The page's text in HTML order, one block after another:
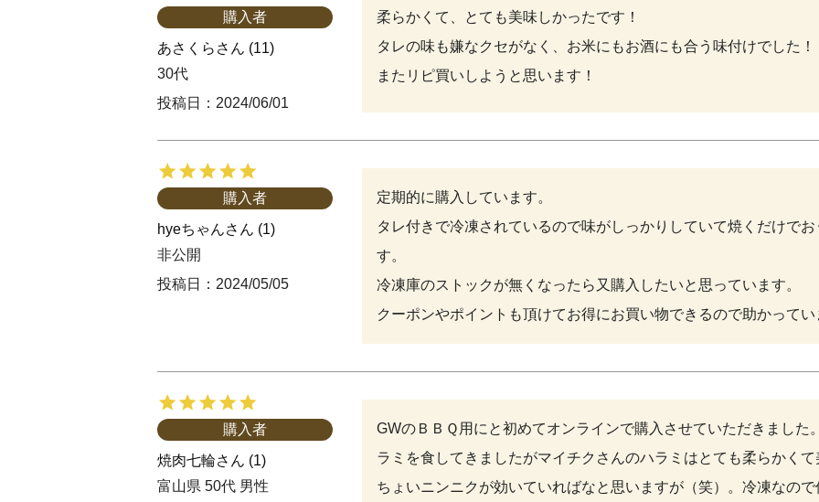
あさくら 11
購入者
30代
投稿日
2024/06/01
柔らかくて、とても美味しかったです！
タレの味も嫌なクセがなく、お米にもお酒にも合う味付けでした！
またリピ買いしようと思います！
hyeちゃん 1
購入者
非公開
投稿日
2024/05/05
定期的に購入しています。
タレ付きで冷凍されているので味がしっかりしていて焼くだけで
す。
冷凍庫のストックが無くなったら又購入したいと思っています。
クーポンやポイントも頂けてお得にお買い物できるので助かってい
焼肉七輪 1
購入者
富山県 50代 男性
GWのＢＢＱ用にと初めてオンラインで購入させていただきました
ラミを食してきましたがマイチクさんのハラミはとても柔らかく
ちょいニンニクが効いていればなと思いますが（笑）。冷凍なの